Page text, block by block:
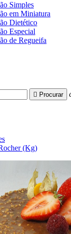
Simples
em Miniatura
Dietético
Especial
de Regueifa
 Procurar
(Kg)